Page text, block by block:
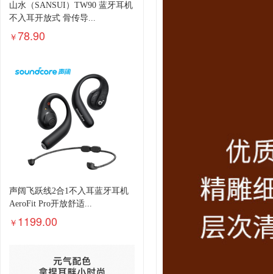
山水（SANSUI）TW90 蓝牙耳机
不入耳开放式 骨传导...
￥78.90
声阔飞跃线2合1不入耳蓝牙耳机
AeroFit Pro开放舒适...
￥ 1199.00